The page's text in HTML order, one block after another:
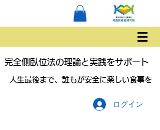
完全側臥位法の理論と実践をサポート
人生最後まで、誰もが安全に楽しい食事を
ログイン